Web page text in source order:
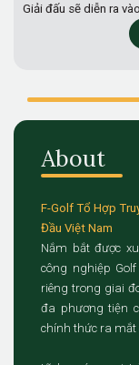
Giải đấu sẽ diễn ra
About
F-Golf Tổ Hợp
Đầu Việt Nam
Nắm bắt được
công nghiệp
riêng trong giai
đa phương tiện
chính thức ra mắt